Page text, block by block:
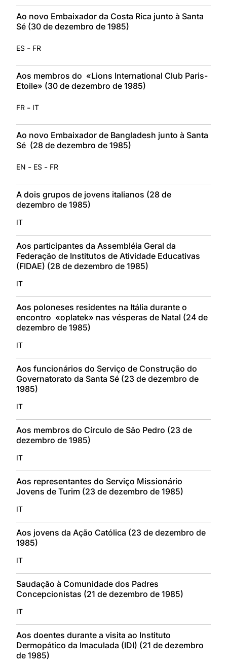
Ao novo Embaixador da Costa Rica junto à Santa
Sé (30 de dezembro de 1985)
ES - FR
Aos membros do «Lions International Club Paris-
Etoile» (30 de dezembro de 1985)
FR - IT
Ao novo Embaixador de Bangladesh junto à Santa
Sé (28 de dezembro de 1985)
EN - ES - FR
A dois grupos de jovens italianos (28 de
dezembro de 1985)
IT
Aos participantes da Assembléia Geral da
Federação de Institutos de Atividade Educativas
(FIDAE) (28 de dezembro de 1985)
IT
Aos poloneses residentes na Itália durante o
encontro «oplatek» nas vésperas de Natal (24 de
dezembro de 1985)
IT
Aos funcionários do Serviço de Construção do
Governatorato da Santa Sé (23 de dezembro de
1985)
IT
Aos membros do Círculo de São Pedro (23 de
dezembro de 1985)
IT
Aos representantes do Serviço Missionário
Jovens de Turim (23 de dezembro de 1985)
IT
Aos jovens da Ação Católica (23 de dezembro de
1985)
IT
Saudação à Comunidade dos Padres
Concepcionistas (21 de dezembro de 1985)
IT
Aos doentes durante a visita ao Instituto
Dermopático da Imaculada (IDI) (21 de dezembro
de 1985)